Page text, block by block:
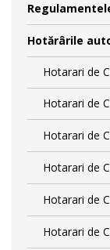
Hotărârile
Hotarari de
Hotarari de
Hotarari de
Hotarari de
Hotarari de
Hotarari de